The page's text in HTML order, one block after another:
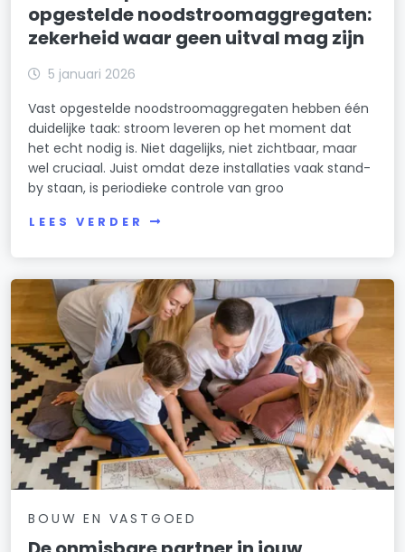
opgestelde noodstroomaggregaten:
zekerheid waar geen uitval mag zijn
5 januari 2026
Vast opgestelde noodstroomaggregaten hebben één
duidelijke taak: stroom leveren op het moment dat
het echt nodig is. Niet dagelijks, niet zichtbaar, maar
wel cruciaal. Juist omdat deze installaties vaak stand-
by staan, is periodieke controle van groo
LEES VERDER
BOUW EN VASTGOED